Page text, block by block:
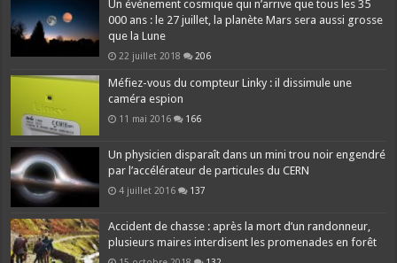
Un événement cosmique qui n’arrive que tous les 35
000 ans : le 27 juillet, la planète Mars sera aussi grosse
que la Lune
22 juillet 2018 206
Méfiez-vous du compteur Linky : il dissimule une
caméra espion
11 mai 2016 166
Un physicien disparaît dans un mini trou noir engendré
par l’accélérateur de particules du CERN
4 juillet 2016 137
Accident de chasse : après la mort d’un randonneur,
plusieurs maires interdisent les promenades en forêt